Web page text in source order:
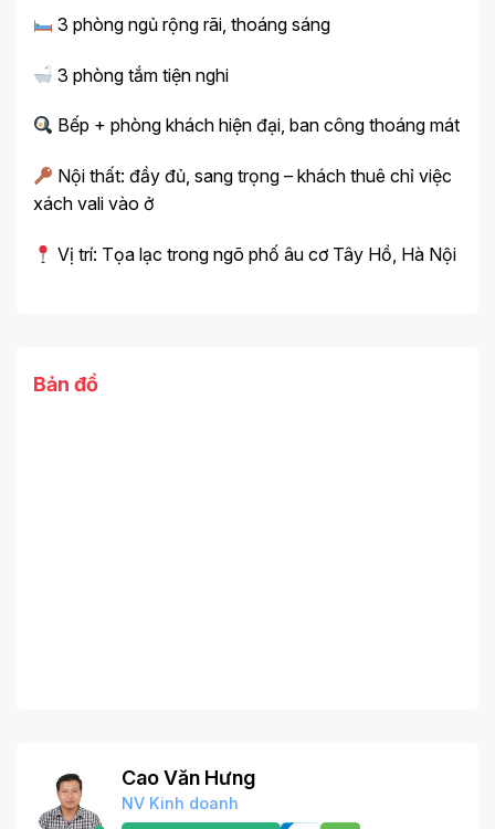
3 phòng ngủ rộng rãi, thoáng sáng
3 phòng tắm tiện nghi
Bếp + phòng khách hiện đại, ban công thoáng mát
Nội thất: đầy đủ, sang trọng – khách thuê chỉ việc
xách vali vào ở
Vị trí: Tọa lạc trong ngõ phố âu cơ Tây Hồ, Hà Nội
Bản đồ
Cao Văn Hưng
NV Kinh doanh